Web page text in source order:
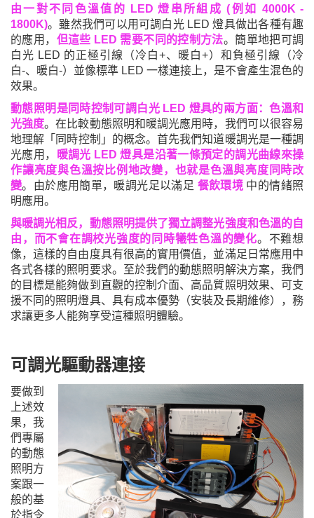
由一對不同色溫值的 LED 燈串所組成 (例如 4000K -
1800K)。雖然我們可以用可調白光 LED 燈具做出各種有趣
的應用， 但這些 LED 需要不同的控制方法。簡單地把可調
白光 LED 的正極引線（冷白+、暖白+）和負極引線（冷
白-、暖白-）並像標準 LED 一樣連接上 ， 是不會產生混色的
效果。
動態照明是同時控制可調白光 LED 燈具的兩方面：色溫和
光強度。在比較動態照明和暖調光應用時，我們可以很容易
地理解 「 同時控制 」的概念。首先我們知道暖調光是一種調
光應用，
暖調光 LED 燈具是沿著一條預定的調光曲線來操
作讓亮度與色溫按比例 地改變，也就是色溫與亮度同時改
變。由於應用簡單，暖調光足以滿足 餐飲環境 中的情緒照
明應用。
與暖調光相反，動態照明提供了獨立調整光強度和色溫的自
由，而不會在調校光強度的同時犧牲色溫的變化。不難想
像，這樣的自由度具有很高的實用價值，並滿足日常應用中
各式各樣的照明要求。至於我們的動態照明解決方案，我們
的目標是能夠做到直觀的控制介面、高品質照明效果、可支
援不同的照明燈具、 具有成本優勢（安裝及長期維修），務
求讓更多人能夠享受這種照明體驗。
可調光驅動器連接
要做到
上述效
果， 我
們專屬
的動態
照明方
案跟一
般的基
於指令